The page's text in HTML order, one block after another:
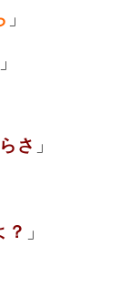
」
」
さ 」
？ 」